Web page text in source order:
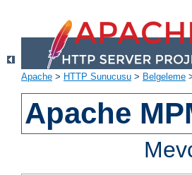
Apache > HTTP Sunucusu > Belgeleme
Apache